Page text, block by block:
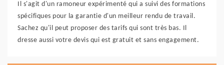
Il s'agit d'un ramoneur expérimenté qui a suivi des formations
spécifiques pour la garantie d'un meilleur rendu de travail.
Sachez qu'il peut proposer des tarifs qui sont très bas. Il
dresse aussi votre devis qui est gratuit et sans engagement.